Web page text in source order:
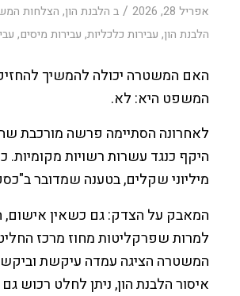
אפריל 28, 2026 / ב הלבנת הון, הצלחות
הלבנת הון, עבירות כלכליות, עבירות מיסים,
האם המשטרה יכולה להמשיך
המשפט היא: לא.
היקף כנגד עשרות רשויות
מיליוני שקלים, בטענה שמדובר
המאבק על הצדק: גם כשאין
למרות שפרקליטות מחוז מרכז
המשטרה הציגה עמדה עיקשת
איסור הלבנת הון, ניתן לחלט